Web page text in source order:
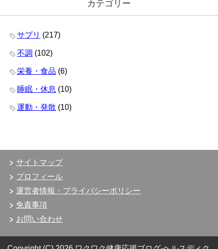
カテゴリー
サプリ (217)
不調 (102)
栄養・食品 (6)
睡眠・休息 (10)
運動・発散 (10)
サイトマップ
プロフィール
運営者情報・プライバシーポリシー
免責事項
お問い合わせ